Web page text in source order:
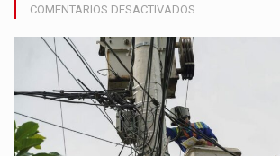
COMENTARIOS DESACTIVADOS
DE
MANTENIMIENTO
ELÉCTRICO